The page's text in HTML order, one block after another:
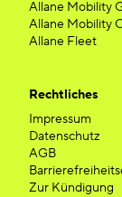
Allane Mobility
Allane Mobility
Allane Fleet
Rechtliches
Impressum
Datenschutz
AGB
Zur Kündigung